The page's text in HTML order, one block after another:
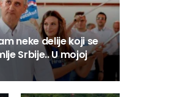
neke delije koji se
Srbije.. U mojoj